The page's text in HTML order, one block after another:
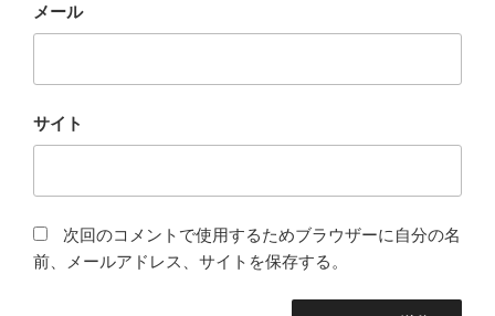
メール
サイト
次回のコメントで使用するためブラウザーに自分の名
前、メールアドレス、サイトを保存する。